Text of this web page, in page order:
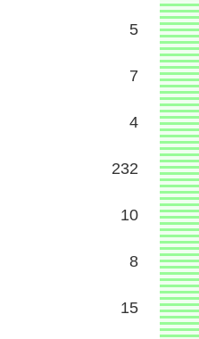
5
7
4
232
10
8
15